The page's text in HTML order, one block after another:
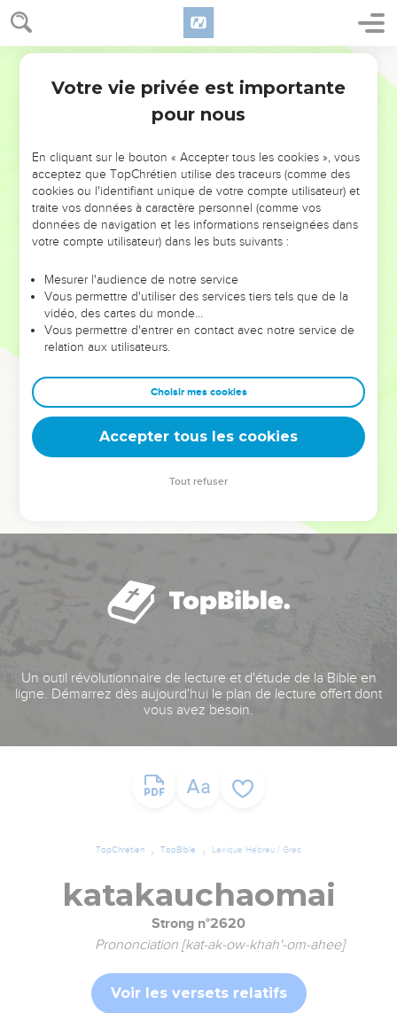
NE MANQUEZ PAS L’ÉVÉNEMENT
DE L’ANNÉE !
ET SI LEURS ERREURS POUVAIENT VOUS ÉVITER LES
VOTRES ?
leur foi ou leur vision. Mais on voit moins les doutes, les erreurs
et les saisons difficiles qu'ils ont traversés, alors même que ce
sont elles qui les ont façonnés.
Dans cette conférence, leaders, entrepreneurs, et responsables
clés pour avancer avec plus de sagesse afin que leurs erreurs
deviennent vos tremplins. Que vous guidiez un ministère, une
équipe, un groupe ou une famille, leur expérience est faite
Un outil révolutionnaire de lecture et d'étude de la Bible en
ligne. Démarrez dès aujourd'hui le plan de lecture offert dont
vous avez besoin.
TopChrétien TopBible Lexique Hébreu / Grec
katakauchaomai
Strong n°2620
Prononciation [kat-ak-ow-khah'-om-ahee]
Voir les versets relatifs
Votre vie privée est importante
pour nous
En cliquant sur le bouton « Accepter tous les cookies », vous
acceptez que TopChrétien utilise des traceurs (comme des
cookies ou l'identifiant unique de votre compte utilisateur) et
traite vos données à caractère personnel (comme vos
données de navigation et les informations renseignées dans
votre compte utilisateur) dans les buts suivants :
Mesurer l'audience de notre service
Vous permettre d'utiliser des services tiers tels que de la
vidéo, des cartes du monde…
Vous permettre d'entrer en contact avec notre service de
relation aux utilisateurs.
Choisir mes cookies
Accepter tous les cookies
Tout refuser